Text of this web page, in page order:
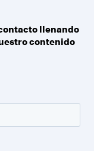
llenando
contenido